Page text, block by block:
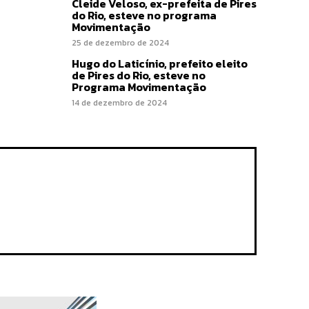
do Rio, esteve no programa
Movimentação
25 de dezembro de 2024
Hugo do Laticínio, prefeito eleito
de Pires do Rio, esteve no
Programa Movimentação
14 de dezembro de 2024